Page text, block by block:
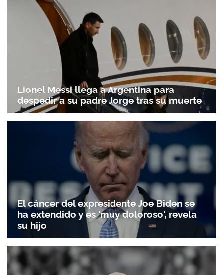
Lionel Messi llega a Argentina para
despedir a su padre Jorge tras su muerte
El cáncer del expresidente Joe Biden se
ha extendido y es 'muy doloroso', revela
su hijo